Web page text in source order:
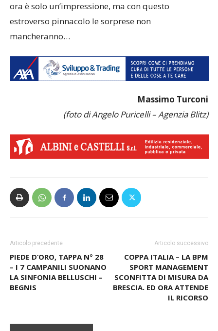
ora è solo un’impressione, ma con questo
estroverso pinnacolo le sorprese non
mancheranno…
Massimo Turconi
(foto di Angelo Puricelli – Agenzia Blitz)
Articolo precedente
PIEDE D’ORO, TAPPA N° 28
– I 7 CAMPANILI SUONANO
LA SINFONIA BELLUSCHI –
BEGNIS
Articolo successivo
COPPA ITALIA – LA BPM
SPORT MANAGEMENT
SCONFITTA DI MISURA DA
BRESCIA. ED ORA ATTENDE
IL RICORSO